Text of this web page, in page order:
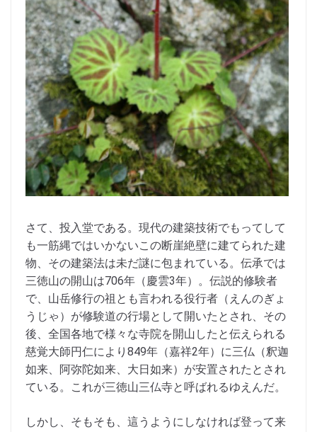
さて、投入堂である。現代の建築技術でもってして
も一筋縄ではいかないこの断崖絶壁に建てられた建
物、その建築法は未だ謎に包まれている。伝承では
三徳山の開山は706年（慶雲3年）。伝説的修験者
で、山岳修行の祖とも言われる役行者（えんのぎょ
うじゃ）が修験道の行場として開いたとされ、その
後、全国各地で様々な寺院を開山したと伝えられる
慈覚大師円仁により849年（嘉祥2年）に三仏（釈迦
如来、阿弥陀如来、大日如来）が安置されたとされ
ている。これが三徳山三仏寺と呼ばれるゆえんだ。
しかし、そもそも、這うようにしなければ登って来